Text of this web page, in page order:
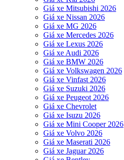
Giá xe Mitsubishi 2026
Giá xe Nissan 2026
Giá xe MG 2026
Giá xe Mercedes 2026
Giá xe Lexus 2026
Giá xe Audi 2026
Giá xe BMW 2026
Giá xe Volkswagen 2026
Giá xe Vinfast 2026
Giá xe Suzuki 2026
Giá xe Peugeot 2026
Giá xe Chevrolet
Giá xe Isuzu 2026
Giá xe Mini Cooper 2026
Giá xe Volvo 2026
Giá xe Maserati 2026
Giá xe Jaguar 2026